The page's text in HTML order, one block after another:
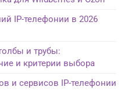
IP-телефонии в 2026
и трубы:
и критерии выбора
и сервисов IP-телефонии